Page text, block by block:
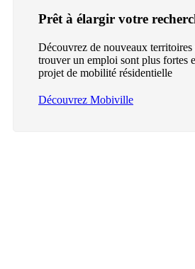
Prêt à élargir votre
Découvrez de nouveaux territoires
trouver un emploi sont plus fortes
projet de mobilité résidentielle
Découvrez Mobiville